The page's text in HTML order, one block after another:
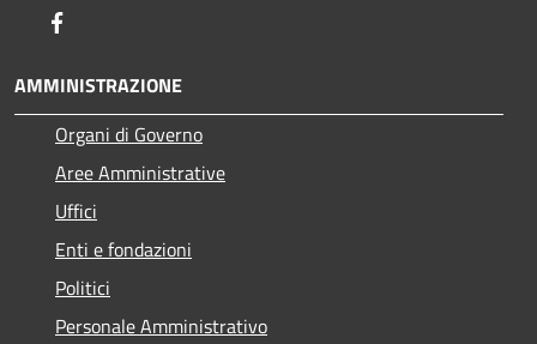
AMMINISTRAZIONE
Organi di Governo
Aree Amministrative
Uffici
Enti e fondazioni
Politici
Personale Amministrativo